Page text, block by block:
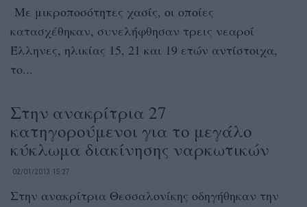
Με μικροποσότητες χασίς, οι οποίες
κατασχέθηκαν, συνελήφθησαν τρεις νεαροί
Έλληνες, ηλικίας 15, 21 και 19 ετών αντίστοιχα,
το...
Στην ανακρίτρια 27
κατηγορούμενοι για το μεγάλο
κύκλωμα διακίνησης ναρκωτικών
02/01/2013 15:27
Στην ανακρίτρια Θεσσαλονίκης οδηγήθηκαν την